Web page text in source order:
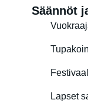
Säännöt
Lapset